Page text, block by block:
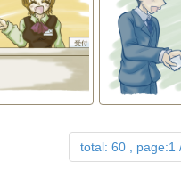
total: 60 , page:1